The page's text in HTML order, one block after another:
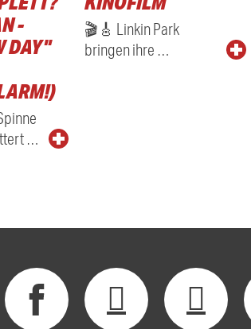
-
DAY"
…
🎬🎸 Linkin Park
bringen ihre …